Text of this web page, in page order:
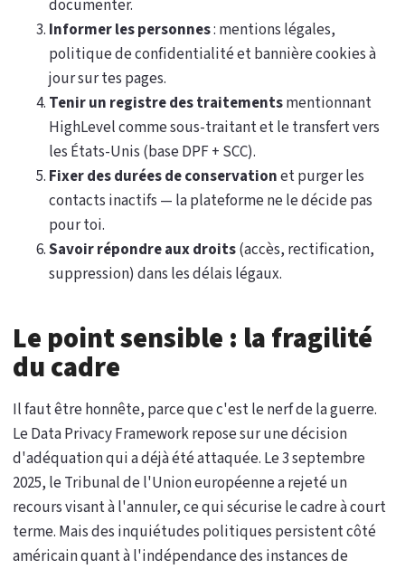
documenter.
Informer les personnes: mentions légales,
politique de confidentialité et bannière cookies à
jour sur tes pages.
Tenir un registre des traitementsmentionnant
HighLevel comme sous-traitant et le transfert vers
les États-Unis (base DPF + SCC).
Fixer des durées de conservationet purger les
contacts inactifs — la plateforme ne le décide pas
pour toi.
Savoir répondre aux droits(accès, rectification,
suppression) dans les délais légaux.
Le point sensible : la fragilité
du cadre
Il faut être honnête, parce que c'est le nerf de la guerre.
Le Data Privacy Framework repose sur une décision
d'adéquation qui a déjà été attaquée. Le 3 septembre
2025, le Tribunal de l'Union européenne a rejeté un
recours visant à l'annuler, ce qui sécurise le cadre à court
terme. Mais des inquiétudes politiques persistent côté
américain quant à l'indépendance des instances de